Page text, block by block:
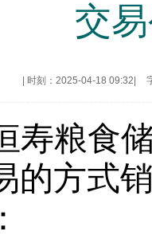
交
时刻：2025-04-18 09:32
寿粮食
的方式